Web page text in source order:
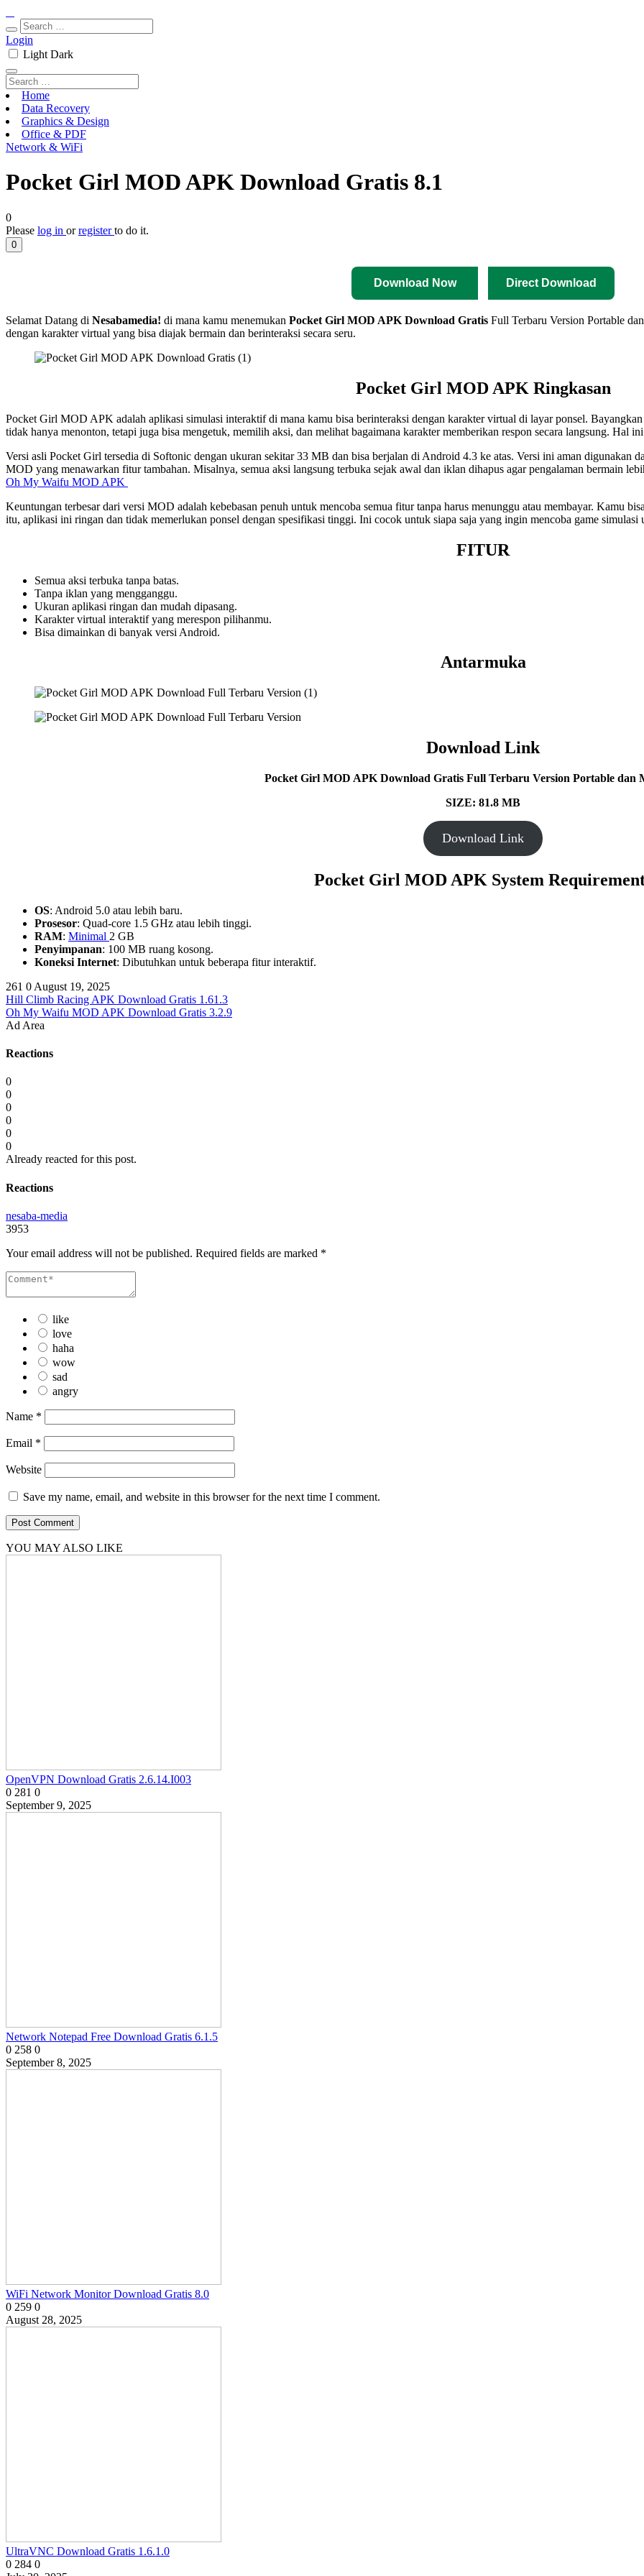
Login
Light Dark
Home
Data Recovery
Graphics & Design
Office & PDF
Network & WiFi
​Pocket Girl MOD APK Download Gratis 8.1
0
Please log in orregisterto do it.
0
Download Now Direct Download
Selamat Datang di Nesabamedia! di mana kamu menemukan ​Pocket Girl MOD APK Download Gratis Full Terbaru Version Portable
dengan karakter virtual yang bisa diajak bermain dan berinteraksi secara seru.
​Pocket Girl MOD APK Ringkasan
Pocket Girl MOD APK adalah aplikasi simulasi interaktif di mana kamu bisa berinteraksi dengan karakter virtual di layar ponsel.
tidak hanya menonton, tetapi juga bisa mengetuk, memilih aksi, dan melihat bagaimana karakter memberikan respon secara langsung. Hal
Versi asli Pocket Girl tersedia di Softonic dengan ukuran sekitar 33 MB dan bisa berjalan di Android 4.3 ke atas. Versi ini aman digunakan
MOD yang menawarkan fitur tambahan. Misalnya, semua aksi langsung terbuka sejak awal dan iklan dihapus agar pengalaman bermain
Oh My Waifu MOD APK
Keuntungan terbesar dari versi MOD adalah kebebasan penuh untuk mencoba semua fitur tanpa harus menunggu atau membayar. Kamu
itu, aplikasi ini ringan dan tidak memerlukan ponsel dengan spesifikasi tinggi. Ini cocok untuk siapa saja yang ingin mencoba game simulasi
FITUR
Semua aksi terbuka tanpa batas.
Tanpa iklan yang mengganggu.
Ukuran aplikasi ringan dan mudah dipasang.
Karakter virtual interaktif yang merespon pilihanmu.
Bisa dimainkan di banyak versi Android.
Antarmuka
Download Link
​Pocket Girl MOD APK Download Gratis Full Terbaru Version Portable dan
SIZE: 81.8 MB
Download Link
​Pocket Girl MOD APK System
OS: Android 5.0 atau lebih baru.
Prosesor: Quad-core 1.5 GHz atau lebih tinggi.
RAM: Minimal 2 GB
Penyimpanan: 100 MB ruang kosong.
Koneksi Internet: Dibutuhkan untuk beberapa fitur interaktif.
261 0 August 19, 2025
​Hill Climb Racing APK ​Download Gratis 1.61.3
​Oh My Waifu MOD APK Download Gratis 3.2.9
Ad Area
Reactions
0
0
0
0
0
0
Already reacted for this post.
Reactions
nesaba-media
3953
Your email address will not be published. Required fields are marked *
like
love
haha
wow
sad
angry
Name *
Email *
Website
Save my name, email, and website in this browser for the next time I comment.
YOU MAY ALSO LIKE
OpenVPN Download Gratis 2.6.14.I003
0 281 0
September 9, 2025
Network Notepad Free Download Gratis 6.1.5
0 258 0
September 8, 2025
WiFi Network Monitor Download Gratis 8.0
0 259 0
August 28, 2025
UltraVNC Download Gratis 1.6.1.0
0 284 0